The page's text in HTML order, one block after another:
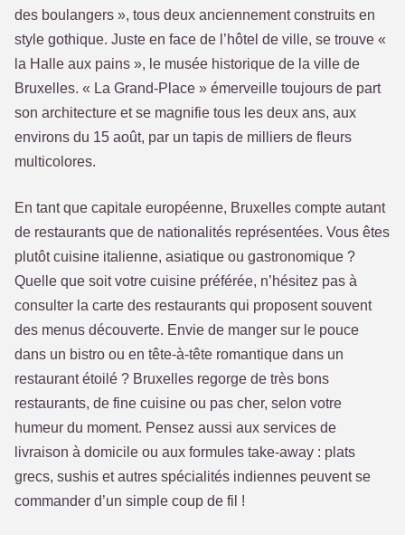
des boulangers », tous deux anciennement construits en
style gothique. Juste en face de l’hôtel de ville, se trouve «
la Halle aux pains », le musée historique de la ville de
Bruxelles. « La Grand-Place » émerveille toujours de part
son architecture et se magnifie tous les deux ans, aux
environs du 15 août, par un tapis de milliers de fleurs
multicolores.
En tant que capitale européenne, Bruxelles compte autant
de restaurants que de nationalités représentées. Vous êtes
plutôt cuisine italienne, asiatique ou gastronomique ?
Quelle que soit votre cuisine préférée, n’hésitez pas à
consulter la carte des restaurants qui proposent souvent
des menus découverte. Envie de manger sur le pouce
dans un bistro ou en tête-à-tête romantique dans un
restaurant étoilé ? Bruxelles regorge de très bons
restaurants, de fine cuisine ou pas cher, selon votre
humeur du moment. Pensez aussi aux services de
livraison à domicile ou aux formules take-away : plats
grecs, sushis et autres spécialités indiennes peuvent se
commander d’un simple coup de fil !